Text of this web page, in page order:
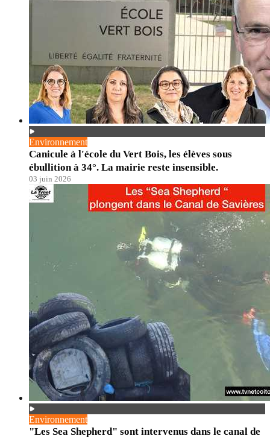
Environnement
Canicule à l'école du Vert Bois, les élèves sous
ébullition à 34°. La mairie reste insensible.
03 juin 2026
Environnement
"Les Sea Shepherd" sont intervenus dans le canal de